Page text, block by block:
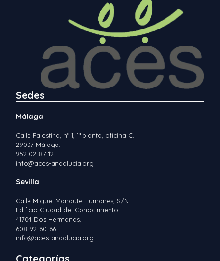
Sedes
Málaga
Calle Palestina, nº 1, 1ª planta, oficina C.
29007 Málaga.
952-02-87-12
info@aces-andalucia.org
Sevilla
Calle Miguel Manaute Humanes, S/N.
Edificio Ciudad del Conocimiento.
41704 Dos Hermanas.
608-92-60-66
info@aces-andalucia.org
Categorías